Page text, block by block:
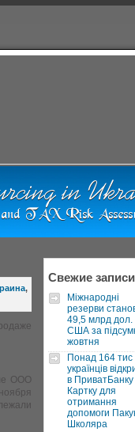
,
ООО
Свежие записи
Міжнародні
резерви
49,5 млрд дол.
США за
жовтня
Понад 164 тис
українців
в ПриватБанку
Картку для
отримання
допомоги
Школяра